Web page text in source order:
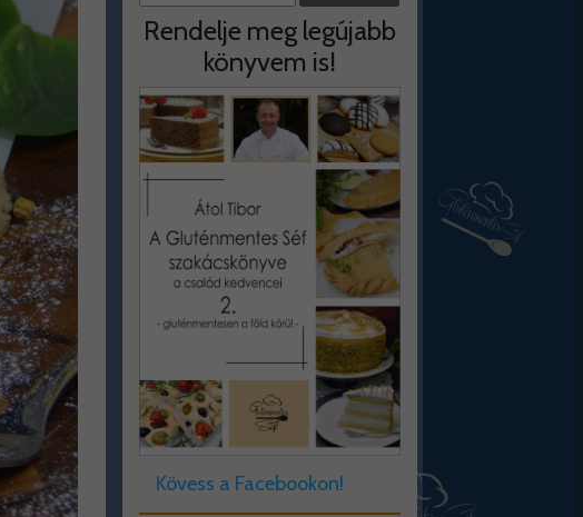
Rendelje meg legújabb
könyvem is!
Kövess a Facebookon!